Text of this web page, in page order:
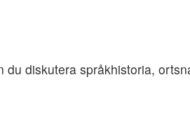
du diskutera språkhistoria,